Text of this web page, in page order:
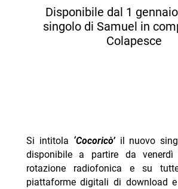
Disponibile dal 1
singolo di Samuel in
Colapesce
Si intitola ‘Cocoricò’il nuovo
disponibile a partire da
rotazione radiofonica e su
piattaforme digitali di download